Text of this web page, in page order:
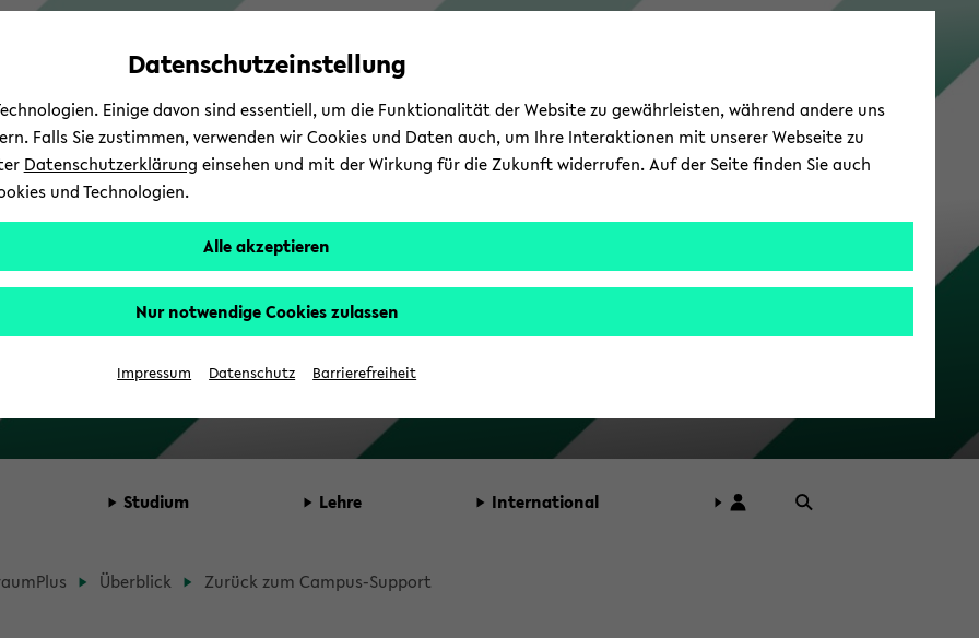
Automatische
vermeiden
skip
main
skip
main
skip
footer
Stu­di­um Lehre In­ter­na­tio­nal
Über­blick Zu­rück zum Campus-​Support
Datenschutzeinstellung
Einige davon sind essentiell, um die Funktionalität der Website zu gewährleisten, während andere uns
Falls Sie zustimmen, verwenden wir Cookies und Daten auch, um Ihre Interaktionen mit unserer Webseite zu
Datenschutzerklärung einsehen und mit der Wirkung für die Zukunft widerrufen. Auf der Seite finden Sie auch
und Technologien.
Alle akzeptieren
Nur notwendige Cookies zulassen
Impressum Datenschutz Barrierefreiheit